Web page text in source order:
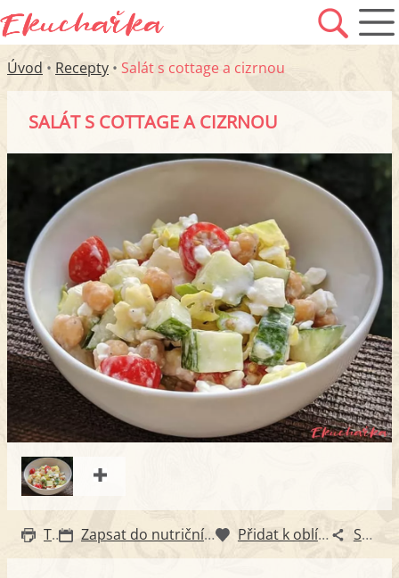
Úvod • Recepty • Salát s cottage a cizrnou
SALÁT S COTTAGE A CIZRNOU
Tisk Zapsat do nutričního diáře Přidat k oblíbeným Sdílet